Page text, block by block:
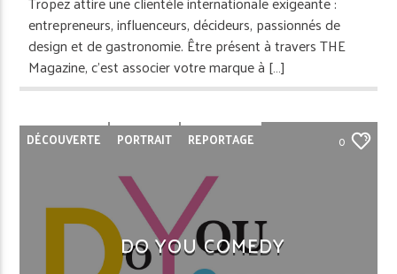
entrepreneurs, influenceurs, décideurs, passionnés de
design et de gastronomie. Être présent à travers THE
Magazine, c’est associer votre marque à […]
DÉCOUVERTE PORTRAIT
REPORTAGE
0
DO YOU COMEDY